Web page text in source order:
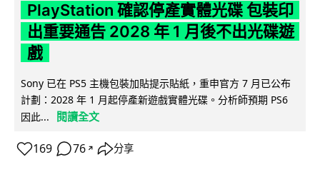
PlayStation 確認停產實體光碟 包裝印
出重要通告 2028 年 1 月後不出光碟遊
戲
Sony 已在 PS5 主機包裝加貼提示貼紙，重申官方 7 月已公布
計劃：2028 年 1 月起停產新遊戲實體光碟。分析師預期 PS6
因此...
閱讀全文
169 76 ↗ 分享